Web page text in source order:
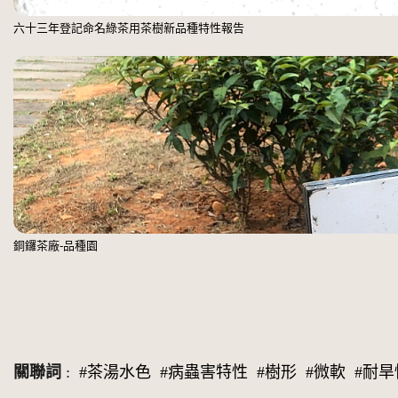
六十三年登記命名綠茶用茶樹新品種特性報告
銅鑼茶廠-品種園
關聯詞 : #茶湯水色 #病蟲害特性 #樹形 #微軟 #耐旱